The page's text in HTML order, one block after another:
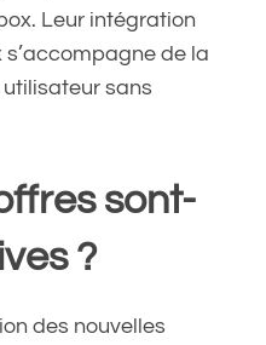
Leur intégration
s’accompagne de la
sans
sont-
?
des nouvelles